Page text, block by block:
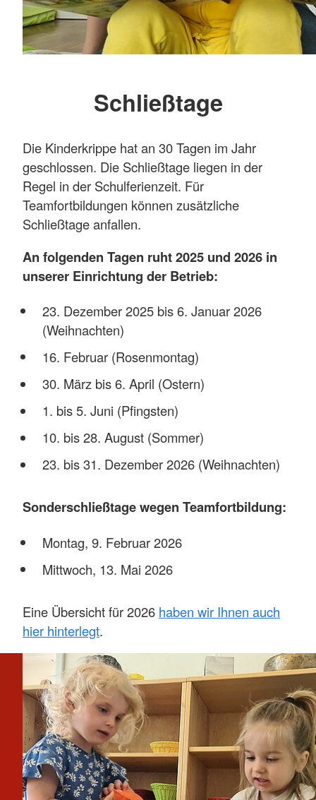
Schließtage
Die Kinderkrippe hat an 30 Tagen im Jahr
geschlossen. Die Schließtage liegen in der
Regel in der Schulferienzeit. Für
Teamfortbildungen können zusätzliche
Schließtage anfallen.
An folgenden Tagen ruht 2025 und 2026 in
unserer Einrichtung der Betrieb:
23. Dezember 2025 bis 6. Januar 2026
(Weihnachten)
16. Februar (Rosenmontag)
30. März bis 6. April (Ostern)
1. bis 5. Juni (Pfingsten)
10. bis 28. August (Sommer)
23. bis 31. Dezember 2026 (Weihnachten)
Sonderschließtage wegen Teamfortbildung:
Montag, 9. Februar 2026
Mittwoch, 13. Mai 2026
Eine Übersicht für 2026 haben wir Ihnen auch
hier hinterlegt.